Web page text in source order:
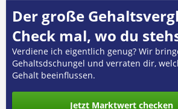
Der große
Check mal, wo du
Verdiene ich eigentlich genug? Wir
Gehaltsdschungel und verraten dir,
Gehalt beeinflussen.
Jetzt Marktwert checken